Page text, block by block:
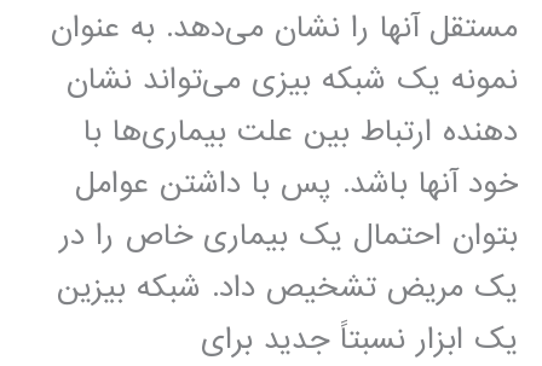
مستقل آنها را نشان می‌دهد. به عنوان
نمونه یک شبکه بیزی می‌تواند نشان
دهنده ارتباط بین علت بیماری‌ها با
خود آنها باشد. پس با داشتن عوامل
بتوان احتمال یک بیماری خاص را در
یک مریض تشخیص داد. شبکه بیزین
یک ابزار نسبتاً جدید برای